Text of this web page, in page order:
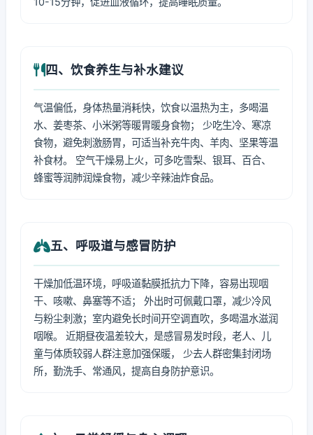
四、饮食养生与补水建议
气温偏低，身体热量消耗快，饮食以温热为主，多喝温
水、姜枣茶、小米粥等暖胃暖身食物； 少吃生冷、寒凉
食物，避免刺激肠胃，可适当补充牛肉、羊肉、坚果等温
补食材。 空气干燥易上火，可多吃雪梨、银耳、百合、
蜂蜜等润肺润燥食物，减少辛辣油炸食品。
五、呼吸道与感冒防护
干燥加低温环境，呼吸道黏膜抵抗力下降，容易出现咽
干、咳嗽、鼻塞等不适； 外出时可佩戴口罩，减少冷风
与粉尘刺激；室内避免长时间开空调直吹，多喝温水滋润
咽喉。 近期昼夜温差较大，是感冒易发时段，老人、儿
童与体质较弱人群注意加强保暖， 少去人群密集封闭场
所，勤洗手、常通风，提高自身防护意识。